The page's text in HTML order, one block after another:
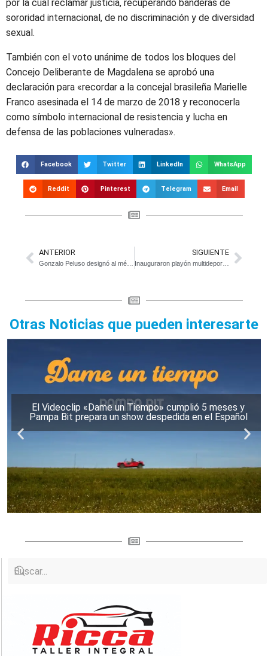
por la cual reclamar justicia, recuperando banderas de
sororidad internacional, de no discriminación y de diversidad
sexual.
También con el voto unánime de todos los bloques del
Concejo Deliberante de Magdalena se aprobó una
declaración para «recordar a la concejal brasileña Marielle
Franco asesinada el 14 de marzo de 2018 y reconocerla
como símbolo internacional de resistencia y lucha en
defensa de las poblaciones vulneradas».
Facebook Twitter LinkedIn WhatsApp
Reddit Pinterest Telegram Email
ANTERIOR SIGUIENTE
Inauguraron playón multideportivo en el Club Atalaya
Otras Noticias que pueden interesarte
El Videoclip «Dame un Tiempo» cumplió 5 meses y
Pampa Bit prepara un show despedida en el Español